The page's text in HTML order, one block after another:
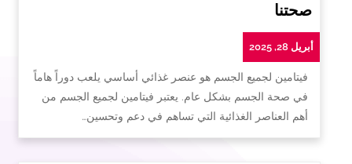
صحتنا
أبريل 28, 2025
فيتامين لجميع الجسم هو عنصر غذائي أساسي يلعب دوراً هاماً
في صحة الجسم بشكل عام. يعتبر فيتامين لجميع الجسم من
أهم العناصر الغذائية التي تساهم في دعم وتحسين…